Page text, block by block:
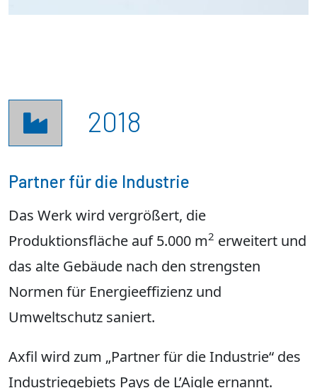
 2018
Partner für die Industrie
Das Werk wird vergrößert, die
Produktionsfläche auf 5.000 m2 erweitert und
das alte Gebäude nach den strengsten
Normen für Energieeffizienz und
Umweltschutz saniert.
Axfil wird zum „Partner für die Industrie“ des
Industriegebiets Pays de L’Aigle ernannt.